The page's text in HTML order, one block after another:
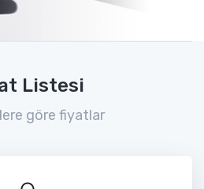
Listesi
göre fiyatlar